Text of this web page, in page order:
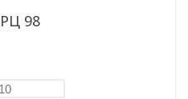
98